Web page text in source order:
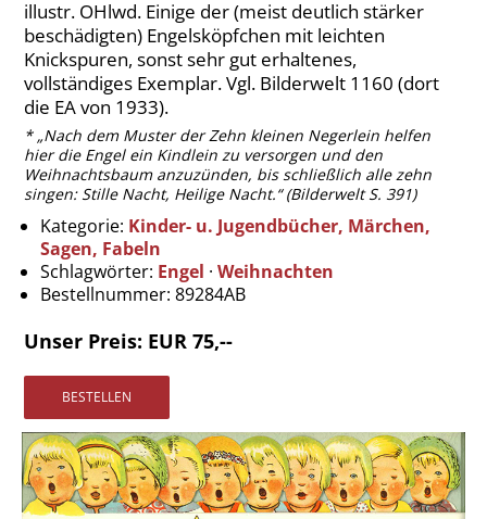
Kontakt
Warenkorb
Versandkosten
AGB
Vertrag widerrufen
Widerrufsbelehrung
Datenschutz
Impressum
illustr. OHlwd. Einige der (meist deutlich stärker
beschädigten) Engelsköpfchen mit leichten
Knickspuren, sonst sehr gut erhaltenes,
vollständiges Exemplar. Vgl. Bilderwelt 1160 (dort
die EA von 1933).
* „Nach dem Muster der Zehn kleinen Negerlein helfen
hier die Engel ein Kindlein zu versorgen und den
Weihnachtsbaum anzuzünden, bis schließlich alle zehn
singen: Stille Nacht, Heilige Nacht.“ (Bilderwelt S. 391)
Kategorie: Kinder- u. Jugendbücher, Märchen,
Sagen, Fabeln
Schlagwörter: Engel · Weihnachten
Bestellnummer: 89284AB
Unser Preis: EUR 75,--